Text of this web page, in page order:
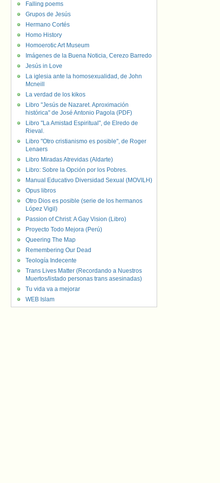
Falling poems
Grupos de Jesús
Hermano Cortés
Homo History
Homoerotic Art Museum
Imágenes de la Buena Noticia, Cerezo Barredo
Jesús in Love
La iglesia ante la homosexualidad, de John
Mcneill
La verdad de los kikos
Libro "Jesús de Nazaret. Aproximación
histórica" de José Antonio Pagola (PDF)
Libro "La Amistad Espiritual", de Elredo de
Rieval.
Libro "Otro cristianismo es posible", de Roger
Lenaers
Libro Miradas Atrevidas (Aldarte)
Libro: Sobre la Opción por los Pobres.
Manual Educativo Diversidad Sexual (MOVILH)
Opus libros
Otro Dios es posible (serie de los hermanos
López Vigil)
Passion of Christ: A Gay Vision (Libro)
Proyecto Todo Mejora (Perú)
Queering The Map
Remembering Our Dead
Teología Indecente
Trans Lives Matter (Recordando a Nuestros
Muertos/listado personas trans asesinadas)
Tu vida va a mejorar
WEB Islam